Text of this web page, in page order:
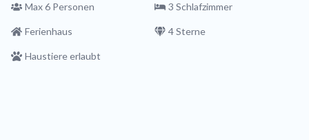
Max 6 Personen 3 Schlafzimmer
Ferienhaus 4 Sterne
Haustiere erlaubt